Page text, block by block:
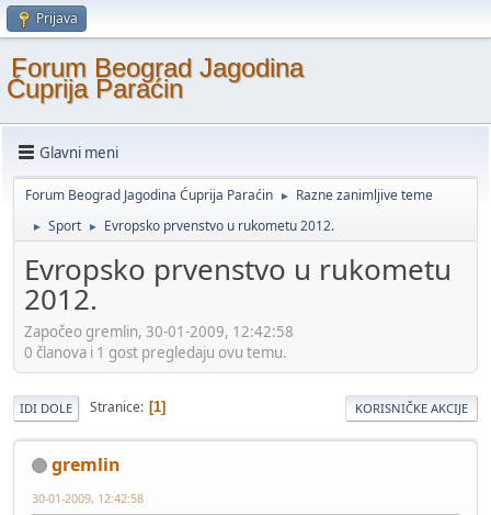
Prijava
Forum Beograd Jagodina
Ćuprija Paraćin
Glavni meni
Forum Beograd Jagodina Ćuprija Paraćin ► Razne zanimljive teme
► Sport ► Evropsko prvenstvo u rukometu 2012.
Evropsko prvenstvo u rukometu
2012.
Započeo gremlin, 30-01-2009, 12:42:58
0 članova i 1 gost pregledaju ovu temu.
IDI DOLE Stranice 1 KORISNIČKE AKCIJE
gremlin
30-01-2009, 12:42:58